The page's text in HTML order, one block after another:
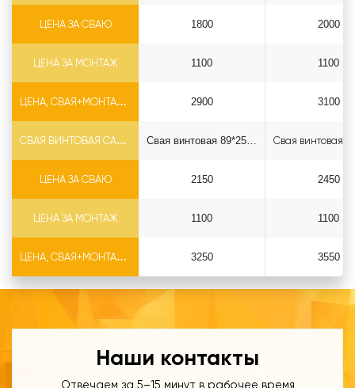
ЦЕНА ЗА СВАЮ
ЦЕНА ЗА МОНТАЖ
ЦЕНА, СВАЯ+МОНТАЖ (БЕЗ ОГОЛОВКА)
1800
1100
2900
2000
1100
3100
СВАЯ ВИНТОВАЯ САМОРЕЗ Ф89*6.5
ЦЕНА ЗА СВАЮ
ЦЕНА ЗА МОНТАЖ
ЦЕНА, СВАЯ+МОНТАЖ (БЕЗ ОГОЛОВКА)
Свая винтовая 89*2500 саморез
2150
1100
3250
2450
1100
3550
Наши контакты
Отвечаем за 5–15 минут в рабочее время